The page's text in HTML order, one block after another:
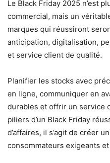
Le Black Friday 2025 n’est
commercial, mais un
marques qui réussiront
anticipation, digitalisation,
et service client de qualité.
Planifier les stocks avec
en ligne, communiquer en
durables et offrir un service
piliers d’un Black Friday
d’affaires, il s’agit de créer
consommateurs exigeants